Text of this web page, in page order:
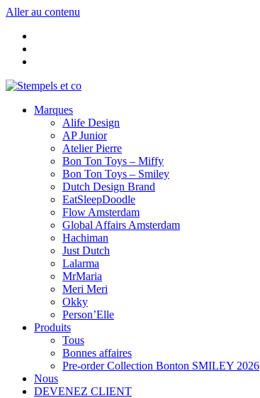
Aller au contenu
Marques
Alife Design
AP Junior
Atelier Pierre
Bon Ton Toys – Miffy
Bon Ton Toys – Smiley
Dutch Design Brand
EatSleepDoodle
Flow Amsterdam
Global Affairs Amsterdam
Hachiman
Just Dutch
Lalarma
MrMaria
Meri Meri
Okky
Person’Elle
Produits
Tous
Bonnes affaires
Pre-order Collection Bonton SMILEY 2026
Nous
DEVENEZ CLIENT